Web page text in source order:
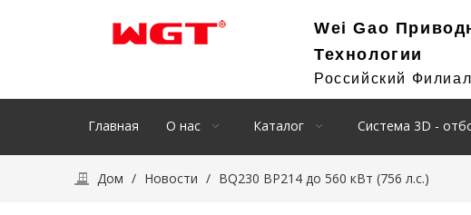
Wei Gao
Технологии
Российский Филиал
Главная О нас Каталог Система 3D -
Дом / Новости / BQ230 BP214 до 560 кВт (756 л.с.)